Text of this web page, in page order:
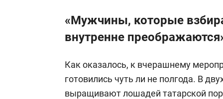
«Мужчины, которые
внутренне
Как оказалось, к вчерашнему
готовились чуть ли не полгода. В
выращивают лошадей татарской